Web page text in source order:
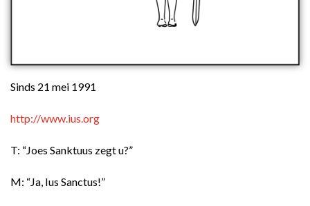
Sinds 21 mei 1991
http://www.ius.org
T: “Joes Sanktuus zegt u?”
M: “Ja, Ius Sanctus!”